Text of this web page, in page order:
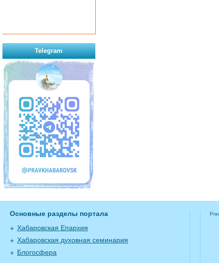
Telegram
Основные разделы портала
Хабаровская Епархия
Хабаровская духовная семинария
Блогосфера